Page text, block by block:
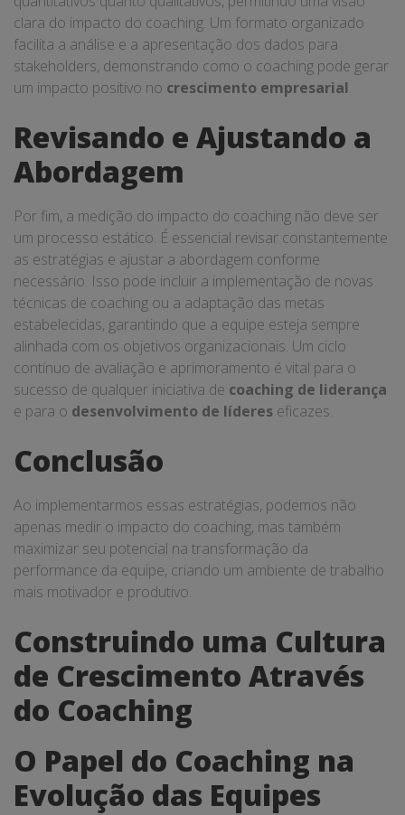
clara do impacto do coaching. Um formato organizado
facilita a análise e a apresentação dos dados para
stakeholders, demonstrando como o coaching pode gerar
um impacto positivo no crescimento empresarial.
Revisando e Ajustando a
Abordagem
Por fim, a medição do impacto do coaching não deve ser
um processo estático. É essencial revisar constantemente
as estratégias e ajustar a abordagem conforme
necessário. Isso pode incluir a implementação de novas
técnicas de coaching ou a adaptação das metas
estabelecidas, garantindo que a equipe esteja sempre
alinhada com os objetivos organizacionais. Um ciclo
contínuo de avaliação e aprimoramento é vital para o
sucesso de qualquer iniciativa de coaching de liderança
e para o desenvolvimento de líderes eficazes.
Conclusão
Ao implementarmos essas estratégias, podemos não
apenas medir o impacto do coaching, mas também
maximizar seu potencial na transformação da
performance da equipe, criando um ambiente de trabalho
mais motivador e produtivo.
Construindo uma Cultura
de Crescimento Através
do Coaching
O Papel do Coaching na
Evolução das Equipes